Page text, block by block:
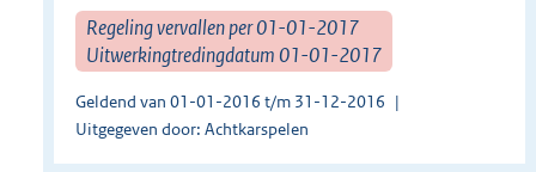
Regeling vervallen per 01-01-2017
Uitwerkingtredingdatum 01-01-2017
Geldend van 01-01-2016 t/m 31-12-2016
Uitgegeven door: Achtkarspelen